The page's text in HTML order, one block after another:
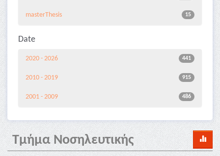
15
masterThesis
Date
441
2020 - 2026
915
2010 - 2019
486
2001 - 2009
Τμήμα Νοσηλευτικής